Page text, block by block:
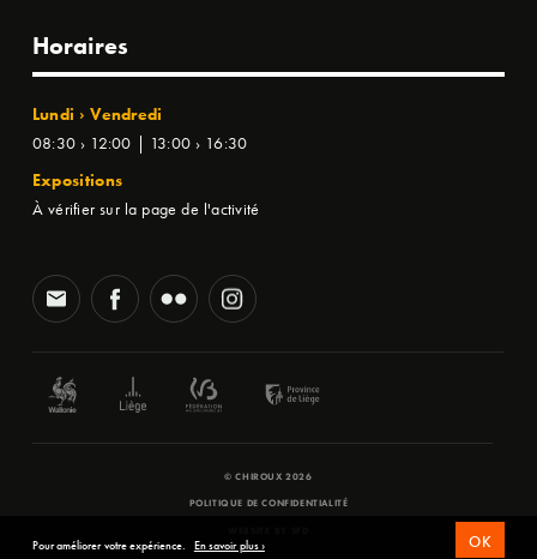
Horaires
Lundi › Vendredi
08:30 › 12:00 | 13:00 › 16:30
Expositions
À vérifier sur la page de l'activité
© CHIROUX 2026
POLITIQUE DE CONFIDENTIALITÉ
Pour améliorer votre expérience. En savoir plus › OK